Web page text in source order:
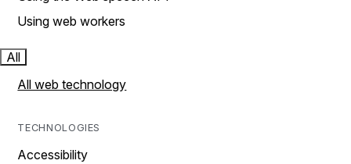
Using web workers
All
All web technology
TECHNOLOGIES
Accessibility